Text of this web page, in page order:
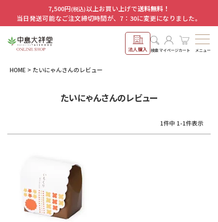
7,500円(税込)以上お買い上げで送料無料！
当日発送可能なご注文締切時間が、7：30に変更になりました。
法人購入 検索マイページカート メニュー
HOME たいにゃんさんのレビュー
たいにゃんさんのレビュー
1件中 1-1件表示